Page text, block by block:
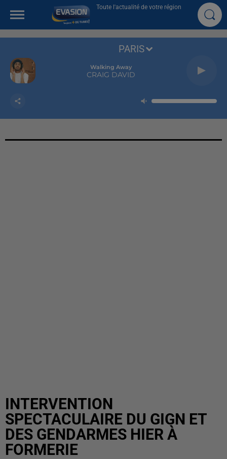
Toute l'actualité de votre région
Walking Away
CRAIG DAVID
PARIS
INTERVENTION
SPECTACULAIRE DU GIGN ET
DES GENDARMES HIER À
FORMERIE